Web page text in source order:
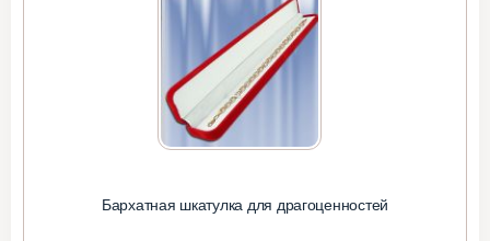
Бархатная шкатулка для драгоценностей